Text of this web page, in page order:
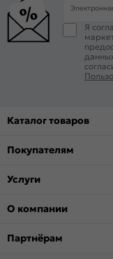
Я
Каталог товаров
Покупателям
Услуги
О компании
Партнёрам